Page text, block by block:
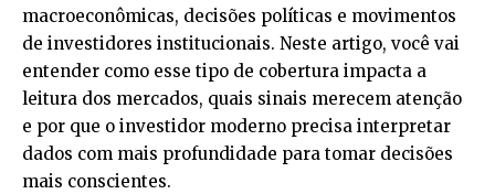
macroeconômicas, decisões políticas e movimentos
de investidores institucionais. Neste artigo, você vai
entender como esse tipo de cobertura impacta a
leitura dos mercados, quais sinais merecem atenção
e por que o investidor moderno precisa interpretar
dados com mais profundidade para tomar decisões
mais conscientes.